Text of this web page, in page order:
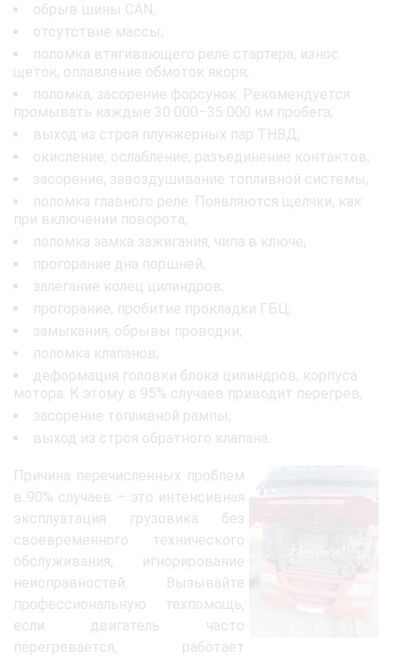
обрыв шины CAN;
отсутствие массы;
поломка втягивающего реле стартера, износ
щеток, оплавление обмоток якоря;
поломка, засорение форсунок. Рекомендуется
промывать каждые 30 000–35 000 км пробега;
выход из строя плунжерных пар ТНВД;
окисление, ослабление, разъединение контактов;
засорение, завоздушивание топливной системы;
поломка главного реле. Появляются щелчки, как
при включении поворота;
поломка замка зажигания, чипа в ключе;
прогорание дна поршней;
залегание колец цилиндров;
прогорание, пробитие прокладки ГБЦ;
замыкания, обрывы проводки;
поломка клапанов;
деформация головки блока цилиндров, корпуса
мотора. К этому в 95% случаев приводит перегрев;
засорение топливной рампы;
выход из строя обратного клапана.
Причина перечисленных проблем
в 90% случаев – это интенсивная
эксплуатация грузовика без
своевременного технического
обслуживания, игнорирование
неисправностей. Вызывайте
профессиональную техпомощь,
если двигатель часто
перегревается, работает